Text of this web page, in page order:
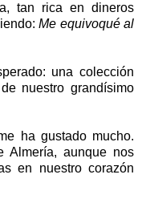
tan rica en dineros
Me equivoqué al
una colección
nuestro grandísimo
ha gustado mucho.
Almería, aunque nos
en nuestro corazón